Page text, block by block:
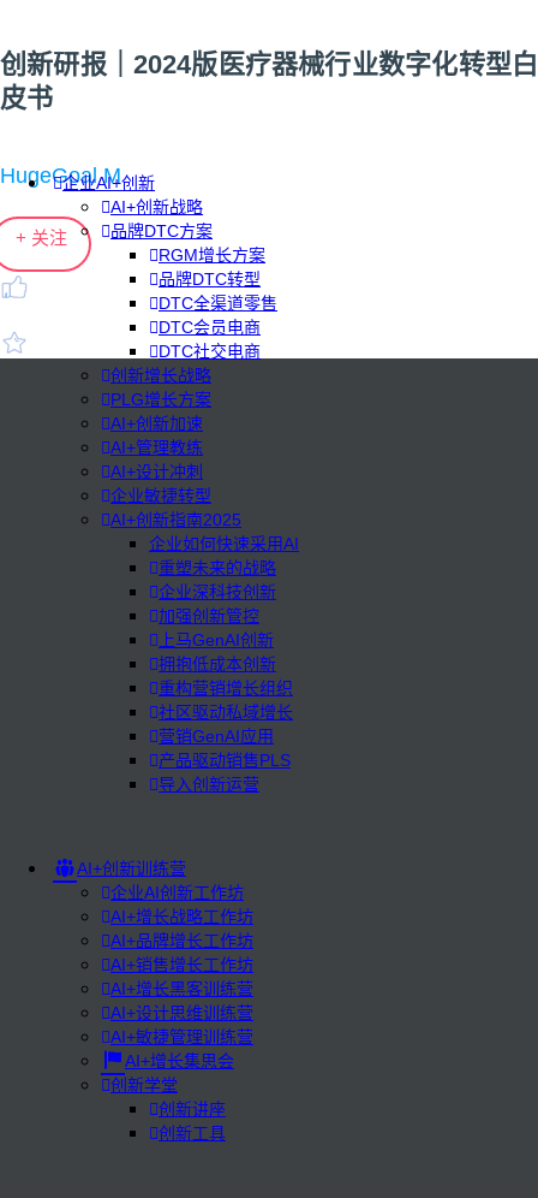
企业AI+创新
AI+创新战略
品牌DTC方案
RGM增长方案
品牌DTC转型
DTC全渠道零售
DTC会员电商
DTC社交电商
创新增长战略
PLG增长方案
AI+创新加速
AI+管理教练
AI+设计冲刺
企业敏捷转型
AI+创新指南2025
企业如何快速采用AI
重塑未来的战略
企业深科技创新
加强创新管控
上马GenAI创新
拥抱低成本创新
重构营销增长组织
社区驱动私域增长
营销GenAI应用
产品驱动销售PLS
导入创新运营
AI+创新训练营
企业AI创新工作坊
AI+增长战略工作坊
AI+品牌增长工作坊
AI+销售增长工作坊
AI+增长黑客训练营
AI+设计思维训练营
AI+敏捷管理训练营
AI+增长集思会
创新学堂
创新讲座
创新工具
创新研报｜2024版医疗器械行业数字化转型白
皮书
HugeGoal M
+ 关注